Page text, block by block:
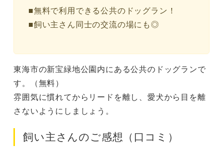
■無料で利用できる公共のドッグラン！
■飼い主さん同士の交流の場にも◎
東海市の新宝緑地公園内にある公共のドッグランで
す。（無料）
雰囲気に慣れてからリードを離し、愛犬から目を離
さないようにしましょう。
飼い主さんのご感想（口コミ）